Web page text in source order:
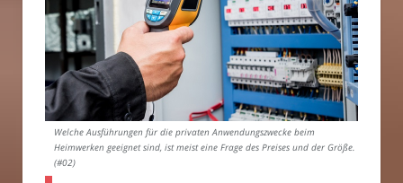
Welche Ausführungen für die privaten Anwendungszwecke beim
Heimwerken geeignet sind, ist meist eine Frage des Preises und der Größe.
(#02)